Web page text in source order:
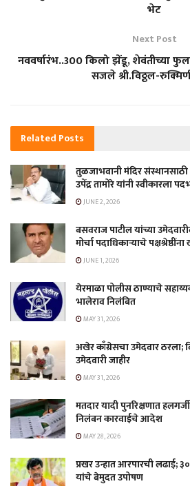
भेट
Next Post
नववर्षारंभ..300 किलो झेंडू, शेवंतीच्या
सजले श्री.विठ्ठल-
Related Posts
तुळजाभवानी मंदिर संस्थानसाठी
उपेंद्र तामोरे यांनी स्वीकारला
JUNE 2, 2026
बसवराज पाटील यांच्या
मोर्चा पदाधिकाऱ्याचे
JUNE 1, 2026
येरमाळा पोलीस ठाण्याचे
भालेराव निलंबित
MAY 31, 2026
अखेर काँग्रेसचा उमेदवार ठरला;
उमेदवारी जाहीर
MAY 31, 2026
मतदार यादी पुनरिक्षणात
निलंबन कारवाईचे आदेश
MAY 28, 2026
प्रखर उन्हात आरपारची लढाई;
यांचे बेमुदत उपोषण